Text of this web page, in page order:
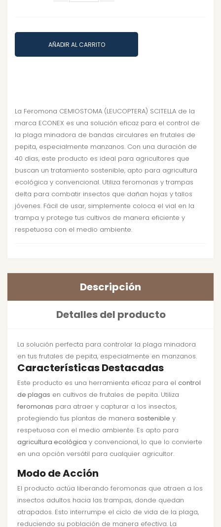
AÑADIR AL CARRITO
La Feromona CEMIOSTOMA (LEUCOPTERA) SCITELLA de la
marca ECONEX es una solución eficaz para el control de
la plaga minadora de bandas circulares en frutales de
pepita, especialmente manzanos. Con una duración de
40 días, este producto es ideal para agricultores que
buscan un tratamiento sostenible, apto para agricultura
ecológica y convencional. Utiliza feromonas y trampas
delta para combatir insectos que dañan hojas y tallos
jóvenes. Fácil de usar, simplemente coloca el vial en la
trampa y protege tus cultivos de manera eficiente y
respetuosa con el medio ambiente.
Descripción
Detalles del producto
La solución perfecta para controlar la plaga minadora
en tus frutales de pepita, especialmente en manzanos.
Características Destacadas
Este producto es una herramienta eficaz para el control
de plagas en cultivos de frutales de pepita. Utiliza
feromonas para atraer y capturar a los insectos,
protegiendo tus plantas de manera sostenible y
respetuosa con el medio ambiente. Es apto para
agricultura ecológica y convencional, lo que lo convierte
en una opción versátil para cualquier agricultor.
Modo de Acción
El producto actúa liberando feromonas que atraen a los
insectos adultos hacia las trampas, donde quedan
atrapados. Esto interrumpe el ciclo de vida de la plaga,
reduciendo su población de manera efectiva. La